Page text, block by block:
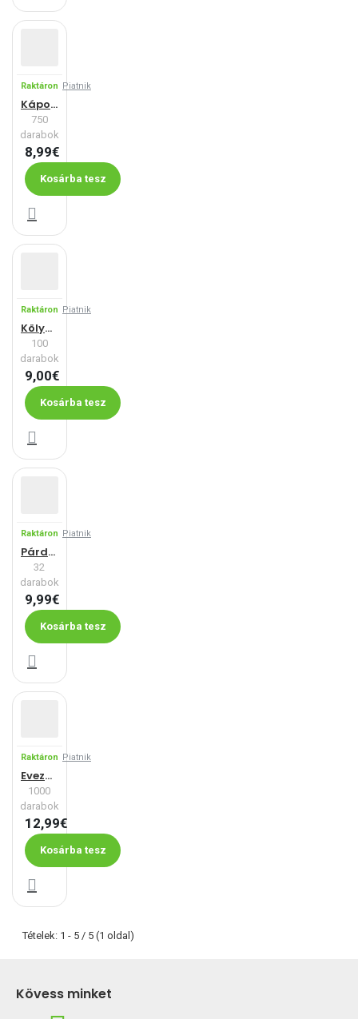
Raktáron Piatnik
Kápolna
750
darabok
8,99€
Kosárba tesz
Raktáron Piatnik
Kölyökkutyák
100
darabok
9,00€
Kosárba tesz
Raktáron Piatnik
Párduc - 3D-s kirakós játék
32
darabok
9,99€
Kosárba tesz
Raktáron Piatnik
Evezősök reggelije
1000
darabok
12,99€
Kosárba tesz
Tételek: 1 - 5 / 5 (1 oldal)
Kövess minket